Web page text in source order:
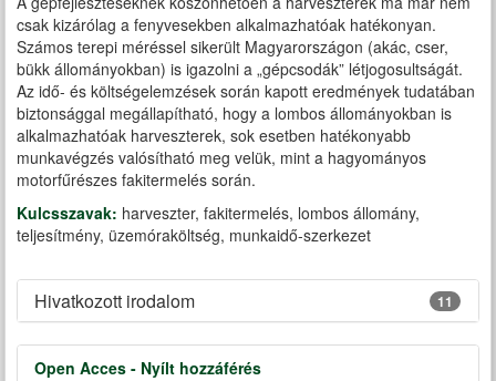
csak kizárólag a fenyvesekben alkalmazhatóak hatékonyan.
Számos terepi méréssel sikerült Magyarországon (akác, cser,
bükk állományokban) is igazolni a „gépcsodák” létjogosultságát.
Az idő- és költségelemzések során kapott eredmények tudatában
biztonsággal megállapítható, hogy a lombos állományokban is
alkalmazhatóak harveszterek, sok esetben hatékonyabb
munkavégzés valósítható meg velük, mint a hagyományos
motorfűrészes fakitermelés során.
Kulcsszavak: harveszter, fakitermelés, lombos állomány,
teljesítmény, üzemóraköltség, munkaidő-szerkezet
Hivatkozott irodalom 11
Open Acces - Nyílt hozzáférés